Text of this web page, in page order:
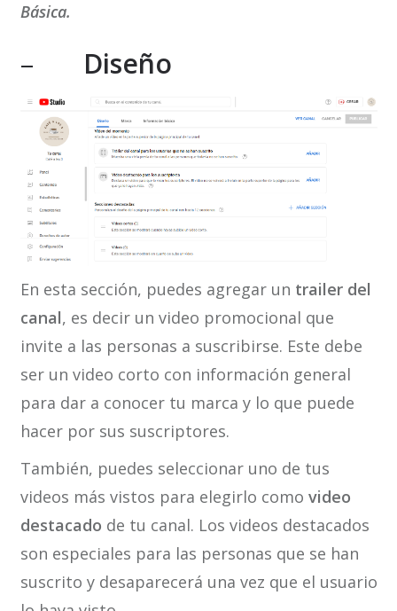
Básica.
– Diseño
En esta sección, puedes agregar un trailer del
canal, es decir un video promocional que
invite a las personas a suscribirse. Este debe
ser un video corto con información general
para dar a conocer tu marca y lo que puede
hacer por sus suscriptores.
También, puedes seleccionar uno de tus
videos más vistos para elegirlo como video
destacado de tu canal. Los videos destacados
son especiales para las personas que se han
suscrito y desaparecerá una vez que el usuario